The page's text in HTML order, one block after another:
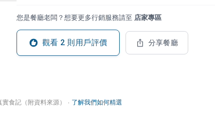
您是餐廳老闆？想要更多行銷服務請至 店家專區
觀看 2 則用戶評價 分享餐廳
食記（附資料來源） · 了解我們如何精選